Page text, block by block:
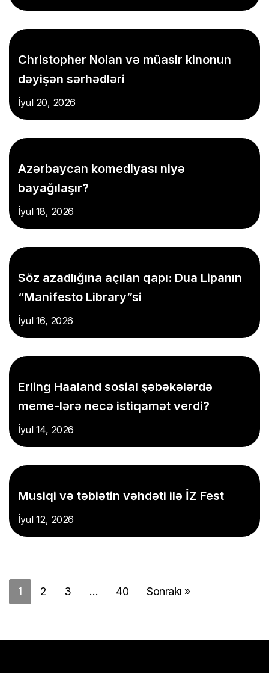
Christopher Nolan və müasir kinonun
dəyişən sərhədləri
İyul 20, 2026
Azərbaycan komediyası niyə
bayağılaşır?
İyul 18, 2026
Söz azadlığına açılan qapı: Dua Lipanın
“Manifesto Library”si
İyul 16, 2026
Erling Haaland sosial şəbəkələrdə
meme-lərə necə istiqamət verdi?
İyul 14, 2026
Musiqi və təbiətin vəhdəti ilə İZ Fest
İyul 12, 2026
1 2 3 … 40 Sonrakı »